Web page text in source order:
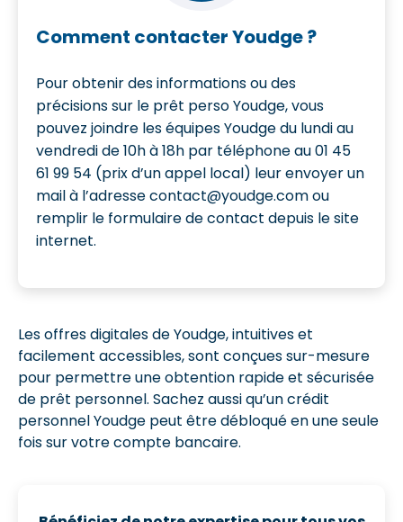
Comment contacter Youdge ?
Pour obtenir des informations ou des
précisions sur le prêt perso Youdge, vous
pouvez joindre les équipes Youdge du lundi au
vendredi de 10h à 18h par téléphone au 01 45
61 99 54 (prix d’un appel local) leur envoyer un
mail à l’adresse contact@youdge.com ou
remplir le formulaire de contact depuis le site
internet.
Les offres digitales de Youdge, intuitives et
facilement accessibles, sont conçues sur-mesure
pour permettre une obtention rapide et sécurisée
de prêt personnel. Sachez aussi qu’un crédit
personnel Youdge peut être débloqué en une seule
fois sur votre compte bancaire.